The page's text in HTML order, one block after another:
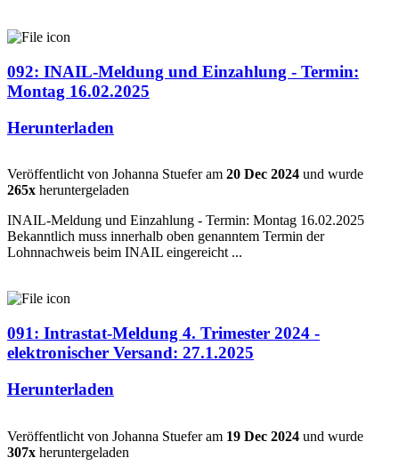
092: INAIL-Meldung und Einzahlung - Termin:
Montag 16.02.2025
Herunterladen
Veröffentlicht von Johanna Stuefer am 20 Dec 2024 und wurde
265x heruntergeladen
INAIL-Meldung und Einzahlung - Termin: Montag 16.02.2025
Bekanntlich muss innerhalb oben genanntem Termin der
Lohnnachweis beim INAIL eingereicht ...
091: Intrastat-Meldung 4. Trimester 2024 -
elektronischer Versand: 27.1.2025
Herunterladen
Veröffentlicht von Johanna Stuefer am 19 Dec 2024 und wurde
307x heruntergeladen